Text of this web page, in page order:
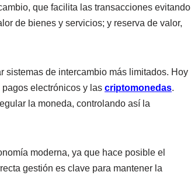
que facilita las transacciones evitando
de bienes y servicios; y reserva de valor,
sistemas de intercambio más limitados. Hoy
electrónicos y las criptomonedas.
la moneda, controlando así la
moderna, ya que hace posible el
gestión es clave para mantener la